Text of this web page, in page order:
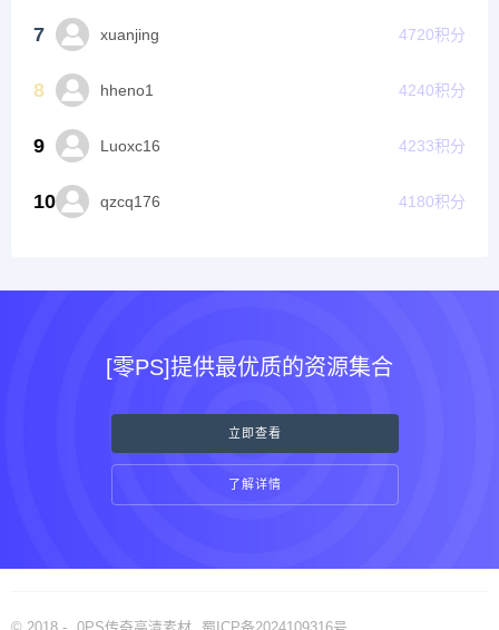
7 xuanjing 4720积分
8 hheno1 4240积分
9 Luoxc16 4233积分
10 qzcq176 4180积分
[零PS]提供最优质的资源集合
立即查看
了解详情